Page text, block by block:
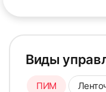
61
Виды
ПИМ